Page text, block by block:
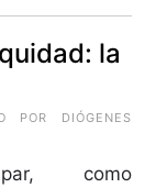
la
POR
DIÓGENES
como